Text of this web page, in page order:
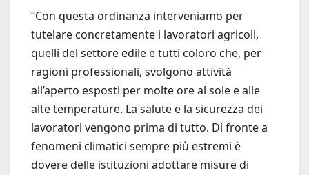
“Con questa ordinanza interveniamo per
tutelare concretamente i lavoratori agricoli,
quelli del settore edile e tutti coloro che, per
ragioni professionali, svolgono attività
all’aperto esposti per molte ore al sole e alle
alte temperature. La salute e la sicurezza dei
lavoratori vengono prima di tutto. Di fronte a
fenomeni climatici sempre più estremi è
dovere delle istituzioni adottare misure di